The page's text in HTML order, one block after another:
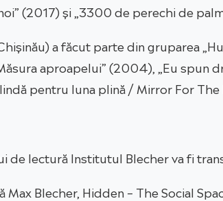
(2017) și „3300 de perechi de
a făcut parte din gruparea
aproapelui” (2004), „Eu spun
pentru luna plină / Mirror For The
lectură Institutul Blecher va fi
Max Blecher, Hidden – The Social